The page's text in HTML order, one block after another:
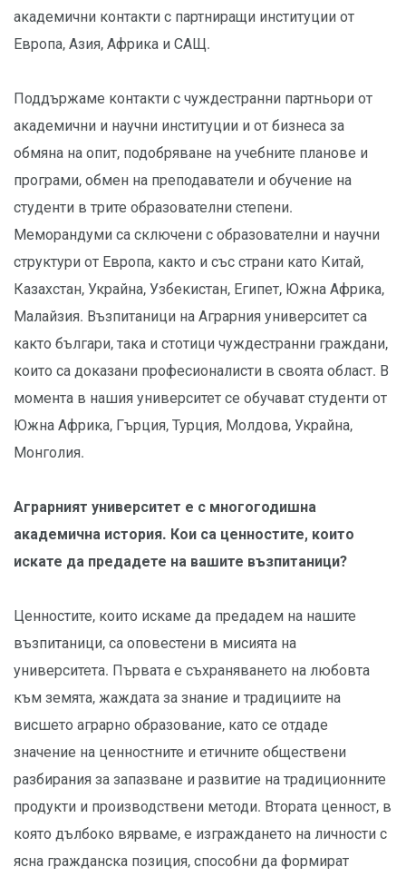
академични контакти с партниращи институции от
Европа, Азия, Африка и САЩ.
Поддържаме контакти с чуждестранни партньори от
академични и научни институции и от бизнеса за
обмяна на опит, подобряване на учебните планове и
програми, обмен на преподаватели и обучение на
студенти в трите образователни степени.
Меморандуми са сключени с образователни и научни
структури от Европа, както и със страни като Китай,
Казахстан, Украйна, Узбекистан, Египет, Южна Африка,
Малайзия. Възпитаници на Аграрния университет са
както българи, така и стотици чуждестранни граждани,
които са доказани професионалисти в своята област. В
момента в нашия университет се обучават студенти от
Южна Африка, Гърция, Турция, Молдова, Украйна,
Монголия.
Аграрният университет е с многогодишна
академична история. Кои са ценностите, които
искате да предадете на вашите възпитаници?
Ценностите, които искаме да предадем на нашите
възпитаници, са оповестени в мисията на
университета. Първата е съхраняването на любовта
към земята, жаждата за знание и традициите на
висшето аграрно образование, като се отдаде
значение на ценностните и етичните обществени
разбирания за запазване и развитие на традиционните
продукти и производствени методи. Втората ценност, в
която дълбоко вярваме, е изграждането на личности с
ясна гражданска позиция, способни да формират